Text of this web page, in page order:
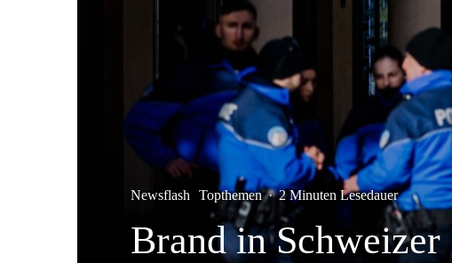
Newsflash Topthemen · 2 Minuten Lesedauer
Brand in